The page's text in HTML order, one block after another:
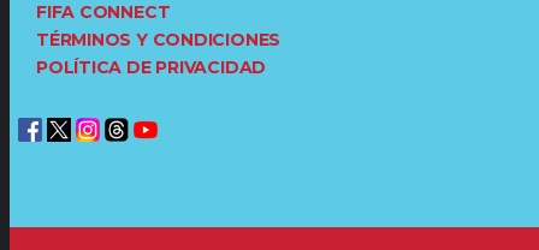
FIFA CONNECT
TÉRMINOS Y CONDICIONES
POLÍTICA DE PRIVACIDAD